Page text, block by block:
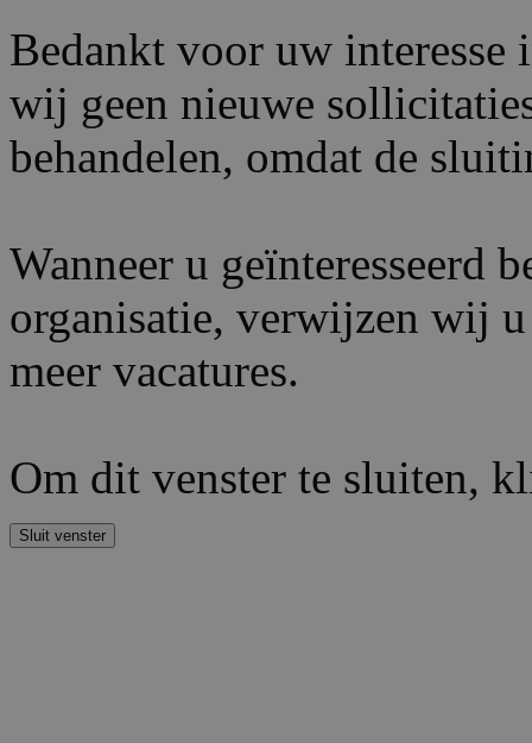
Bedankt voor uw interesse
wij geen nieuwe
behandelen, omdat de
Wanneer u geïnteresseerd
organisatie, verwijzen wij
meer vacatures.
Om dit venster te sluiten,